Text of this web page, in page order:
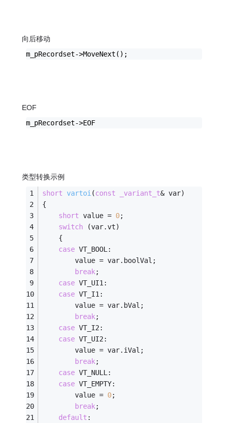
向后移动
m_pRecordset->MoveNext();
EOF
m_pRecordset->EOF
类型转换示例
short
vartoi (const _variant_t& var)
{
short value = 0;
switch (var.vt)
	{
case VT_BOOL:
		value = var.boolVal;
break;
case VT_UI1:
case VT_I1:
		value = var.bVal;
break;
case VT_I2:
case VT_UI2:
		value = var.iVal;
break;
case VT_NULL:
case VT_EMPTY:
		value =
0;
break;
default :